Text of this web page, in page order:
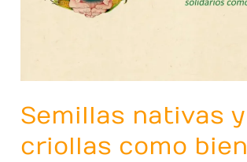
Semillas nativas y
criollas como bien
como
pueblos.
Documento